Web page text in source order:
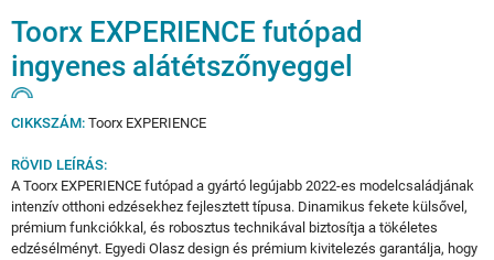
Toorx EXPERIENCE futópad
ingyenes alátétszőnyeggel
CIKKSZÁM:Toorx EXPERIENCE
RÖVID LEÍRÁS:
A Toorx EXPERIENCE futópad a gyártó legújabb 2022-es modelcsaládjának
intenzív otthoni edzésekhez fejlesztett típusa. Dinamikus fekete külsővel,
prémium funkciókkal, és robosztus technikával biztosítja a tökéletes
edzésélményt. Egyedi Olasz design és prémium kivitelezés garantálja, hogy